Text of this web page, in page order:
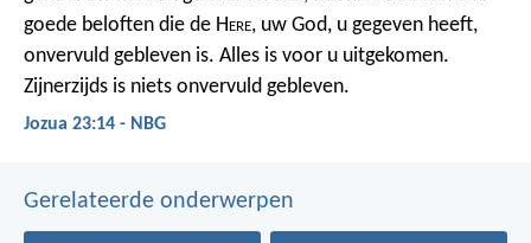
goede beloften die de Here, uw God, u gegeven heeft,
onvervuld gebleven is. Alles is voor u uitgekomen.
Zijnerzijds is niets onvervuld gebleven.
Jozua 23:14 - NBG
Gerelateerde onderwerpen